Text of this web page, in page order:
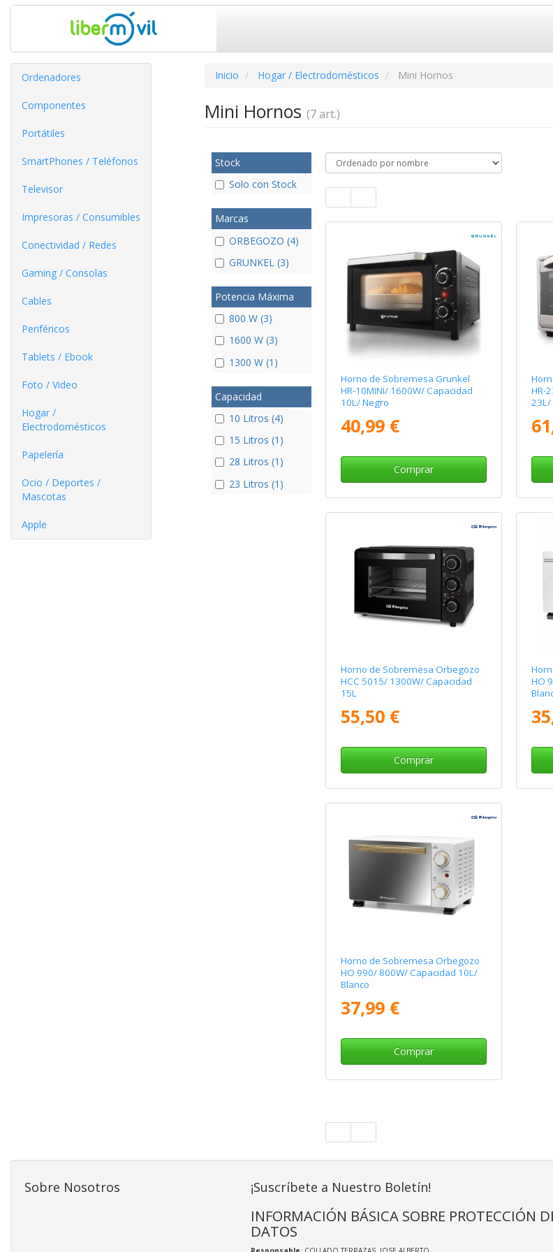
Ordenadores
Componentes
Portátiles
SmartPhones / Teléfonos
Televisor
Impresoras / Consumibles
Conectividad / Redes
Gaming / Consolas
Cables
Periféricos
Tablets / Ebook
Foto / Video
Hogar /
Electrodomésticos
Papelería
Ocio / Deportes /
Mascotas
Apple
Inicio Hogar / Electrodomésticos Mini Hornos
Mini Hornos (7 art.)
Stock
Solo con Stock
Marcas
ORBEGOZO (4)
GRUNKEL (3)
Potencia Máxima
800 W (3)
1600 W (3)
1300 W (1)
Capacidad
10 Litros (4)
15 Litros (1)
28 Litros (1)
23 Litros (1)
Horno de Sobremesa Grunkel
HR-10MINI/ 1600W/ Capacidad
10L/ Negro
40,99 €
Comprar
HR-
23L/
Horno de Sobremesa Orbegozo
HCC 5015/ 1300W/ Capacidad
15L
55,50 €
Comprar
HO
Horno de Sobremesa Orbegozo
HO 990/ 800W/ Capacidad 10L/
Blanco
37,99 €
Comprar
Sobre Nosotros ¡Suscríbete a Nuestro Boletín!
INFORMACIÓN BÁSICA SOBRE PROTECCIÓN
DATOS